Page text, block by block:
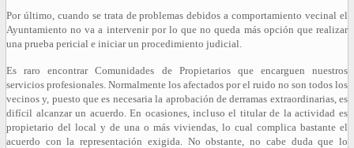
Por último, cuando se trata de problemas debidos a comportamiento vecinal el
Ayuntamiento no va a intervenir por lo que no queda más opción que realizar
una prueba pericial e iniciar un procedimiento judicial.
Es raro encontrar Comunidades de Propietarios que encarguen nuestros
servicios profesionales. Normalmente los afectados por el ruido no son todos los
vecinos y, puesto que es necesaria la aprobación de derramas extraordinarias, es
difícil alcanzar un acuerdo. En ocasiones, incluso el titular de la actividad es
propietario del local y de una o más viviendas, lo cual complica bastante el
acuerdo con la representación exigida. No obstante, no cabe duda que lo